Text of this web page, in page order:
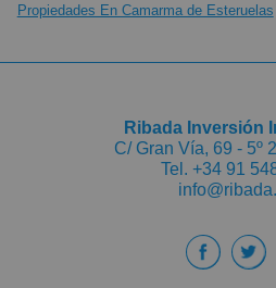
Propiedades En Camarma de Esteruelas
Ribada Inversión
C/ Gran Vía, 69 - 5º
Tel. +34 91